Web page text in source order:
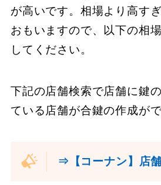
が高いです。相場より高す
おもいますので、以下の相
してください。
下記の店舗検索で店舗に鍵
ている店舗が合鍵の作成が
⇒【コーナン】店